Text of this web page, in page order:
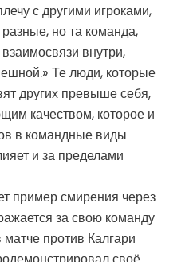
с другими игроками,
но та команда,
внутри,
Те люди, которые
других превыше себя,
качеством, которое и
в командные виды
и за пределами
пример смирения через
за свою команду
против Калгари